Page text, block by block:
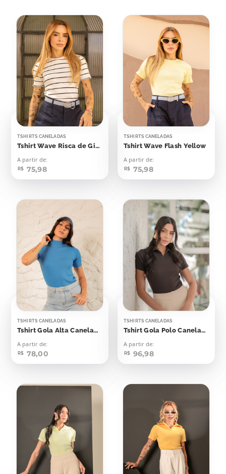
TSHIRTS CANELADAS
Tshirt Wave Risca de Giz Off Listras Pretas
A partir de:
R$ 75,98
TSHIRTS CANELADAS
Tshirt Wave Flash Yellow
A partir de:
R$ 75,98
TSHIRTS CANELADAS
Tshirt Gola Alta Canelada Azul Blue Beach
A partir de:
R$ 78,00
TSHIRTS CANELADAS
Tshirt Gola Polo Canelada Marrom Dark
A partir de:
R$ 96,98